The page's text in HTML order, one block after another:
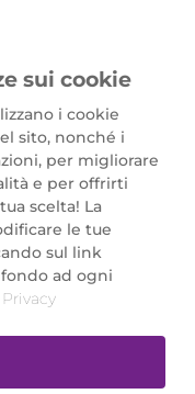
sui cookie
i cookie
sito, nonché i
per migliorare
e per offrirti
scelta! La
le tue
sul link
ad ogni